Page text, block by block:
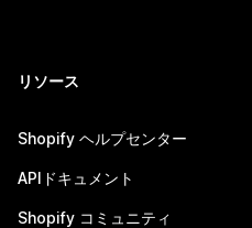
リソース
Shopify ヘルプセンター
APIドキュメント
Shopify コミュニティ